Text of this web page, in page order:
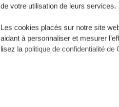
de votre utilisation de leurs services.
Les cookies placés sur notre site
aidant à personnaliser et mesurer
lisez la politique de confidentialité de